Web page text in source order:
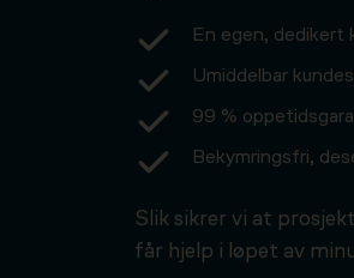
En egen, dedikert
Umiddelbar
99 %
Bekymringsfri,
Slik sikrer vi at
får hjelp i løpet av